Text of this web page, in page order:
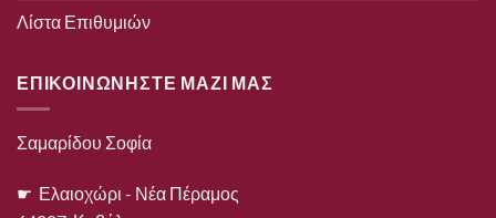
Λίστα Επιθυμιών
ΕΠΙΚΟΙΝΩΝΗΣΤΕ ΜΑΖΙ ΜΑΣ
Σαμαρίδου Σοφία
☛ Ελαιοχώρι - Νέα Πέραμος